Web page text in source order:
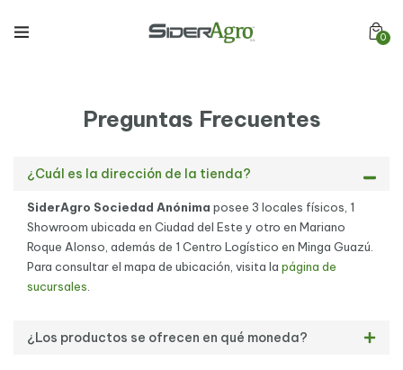
0
Preguntas Frecuentes
¿Cuál es la dirección de la tienda?
SiderAgro Sociedad Anónima posee 3 locales físicos, 1
Showroom ubicada en Ciudad del Este y otro en Mariano
Roque Alonso, además de 1 Centro Logístico en Minga Guazú.
Para consultar el mapa de ubicación, visita la página de
sucursales
¿Los productos se ofrecen en qué moneda?